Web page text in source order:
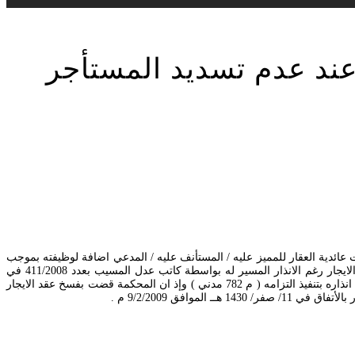
عدم تسديد المستأجر
العقار للمميز عليه / المستأنف عليه / المدعي اضافة لوظيفته بموجب
سند الملكية المبرز واستئجاره من قبل المميز / المستأنف / المدعى عليه بموجب عقد الايجار المبرم بين الطرفين بتاريخ 31/12/2002 وعدم تسديده لبدلات الايجار رغم الانذار المسير له بواسطة كاتب عدل المسيب بعدد 411/2008 في
6/3/2008 وحيث انه اذا اخل احد الطرفين بالالتزامات التي يفرضها عليه عقد الايجار كان للطرف الاخر ان يطلب الفسخ مع التعويض ان كان له محل وذلك بعد انذاره بتنفيذ التزامه ( م 782 مدني ) وإذ ان المحكمة قضت بفسخ عقد الايجار
9/2/2009 م .